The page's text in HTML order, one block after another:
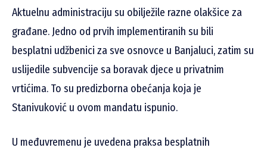
Aktuelnu administraciju su obilježile razne olakšice za
građane. Jedno od prvih implementiranih su bili
besplatni udžbenici za sve osnovce u Banjaluci, zatim su
uslijedile subvencije sa boravak djece u privatnim
vrtićima. To su predizborna obećanja koja je
Stanivuković u ovom mandatu ispunio.
U međuvremenu je uvedena praksa besplatnih